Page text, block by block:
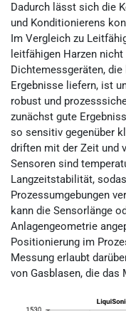
Dadurch lässt sich die
und Konditionierens
Im Vergleich zu
leitfähigen Harzen
Dichtemessgeräten,
Ergebnisse liefern, ist
robust und
zunächst gute
so sensitiv gegenüber
driften mit der Zeit und
Sensoren sind
Langzeitstabilität,
Prozessumgebungen
kann die Sensorlänge
Anlagengeometrie
Positionierung im
Messung erlaubt
von Gasblasen, die das